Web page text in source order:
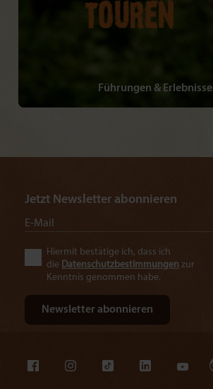
Führungen & Erlebnisse
Jetzt Newsletter abonnieren
Hiermit bestätige ich, dass ich
die Datenschutzbestimmungen zur
Kenntnis genommen habe.